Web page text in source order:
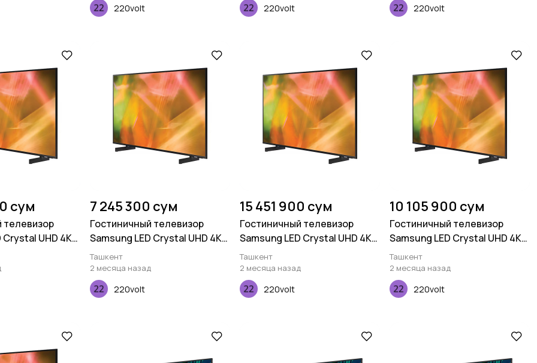
220volt 220volt 220volt
сум
телевизор
Crystal UHD 4K
дюймов
7 245 300 сум
Гостиничный телевизор
Samsung LED Crystal UHD 4K
HG43BU800 43 дюймов
Ташкент
2 месяца назад
220volt
15 451 900 сум
Гостиничный телевизор
Samsung LED Crystal UHD 4K
HG43AU800 65 дюймов
Ташкент
2 месяца назад
220volt
10 105 900 сум
Гостиничный телевизор
Samsung LED Crystal UHD 4K
HG43AU800 55 дюймов
Ташкент
2 месяца назад
220volt